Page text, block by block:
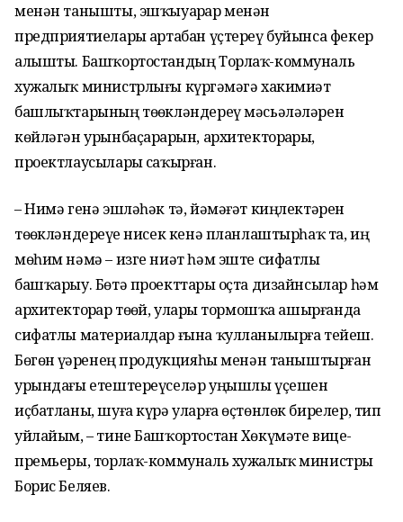
менән танышты, эшҡыуарҙар менән
предприятиеларҙы артабан үҫтереү буйынса фекер
алышты. Башҡортостандың Торлаҡ-коммуналь
хужалыҡ министрлығы күргәҙмәгә хакимиәт
башлыҡтарының төҙөкләндереү мәсьәләләрен
көйләгән урынбаҫарҙарын, архитекторҙарҙы,
проектлаусыларҙы саҡырған.
– Нимә генә эшләһәк тә, йәмәғәт киңлектәрен
төҙөкләндереүҙе нисек кенә планлаштырһаҡ та, иң
мөһим нәмә – изге ниәт һәм эште сифатлы
башҡарыу. Бөтә проекттарҙы оҫта дизайнсылар һәм
архитекторҙар төҙөй, уларҙы тормошҡа ашырғанда
сифатлы материалдар ғына ҡулланылырға тейеш.
Бөгөн үҙҙәренең продукцияһы менән таныштырған
урындағы етештереүселәр уңышлы үҫешен
иҫбатланы, шуға күрә уларға өҫтөнлөк бирелер, тип
уйлайым, – тине Башҡортостан Хөкүмәте вице-
премьеры, торлаҡ-коммуналь хужалыҡ министры
Борис Беляев.